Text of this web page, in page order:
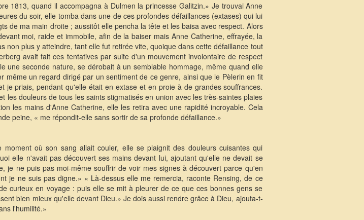
1813, quand il accompagna à Dulmen la princesse Galitzin.» Je trouvai Anne
du soir, elle tomba dans une de ces profondes défaillances (extases) qui lui
de ma main droite ; aussitôt elle pencha la tête et les baisa avec respect. Alors
moi, raide et immobile, afin de la baiser mais Anne Catherine, effrayée, la
non plus y atteindre, tant elle fut retirée vite, quoique dans cette défaillance tout
avait fait ces tentatives par suite d'un mouvement involontaire de respect
une seconde nature, se dérobait à un semblable hommage, même quand elle
même un regard dirigé par un sentiment de ce genre, ainsi que le Pèlerin en fit
je priais, pendant qu'elle était en extase et en proie à de grandes souffrances.
les douleurs de tous les saints stigmatisés en union avec les très-saintes plaies
les mains d'Anne Catherine, elle les retira avec une rapidité incroyable. Cela
peine, « me répondit-elle sans sortir de sa profonde défaillance.»
où son sang allait couler, elle se plaignit des douleurs cuisantes qui
elle n'avait pas découvert ses mains devant lui, ajoutant qu'elle ne devait se
je ne puis pas moi-même souffrir de voir mes signes à découvert parce qu'en
je ne suis pas digne.» « Là-dessus elle me remercia, raconte Rensing, de ce
curieux en voyage : puis elle se mit à pleurer de ce que ces bonnes gens se
bien mieux qu'elle devant Dieu.» Je dois aussi rendre grâce à Dieu, ajouta-t-
l'humilité.»